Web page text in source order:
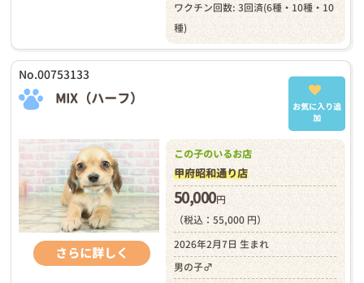
ワクチン回数: 3回済(6種・10種・10
種)
No.00753133
MIX（ハーフ）
お気に入り追
加
さらに詳しく
この子のいるお店
甲府昭和通り店
50,000円
（税込：55,000 円）
2026年2月7日 生まれ
男の子♂